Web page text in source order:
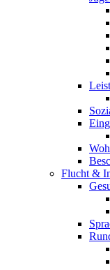
Flucht &